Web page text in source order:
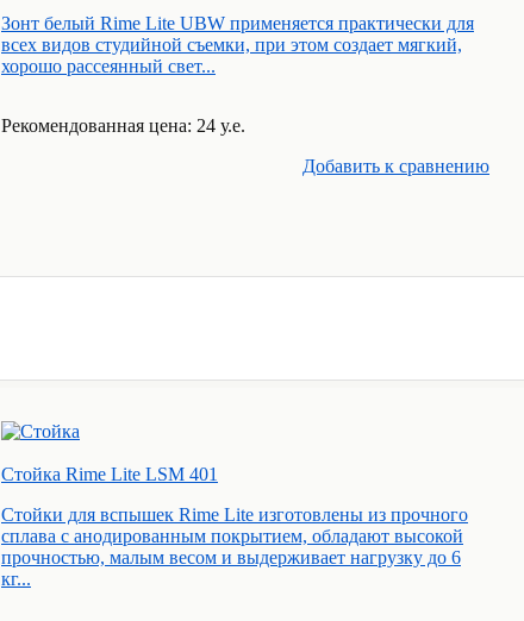
Зонт белый Rime Lite UBW применяется практически для
всех видов студийной съемки, при этом создает мягкий,
хорошо рассеянный свет...
Рекомендованная цена: 24 у.е.
Добавить к cравнению
Стойка Rime Lite LSM 401
Стойки для вспышек Rime Lite изготовлены из прочного
сплава с анодированным покрытием, обладают высокой
прочностью, малым весом и выдерживает нагрузку до 6
кг...